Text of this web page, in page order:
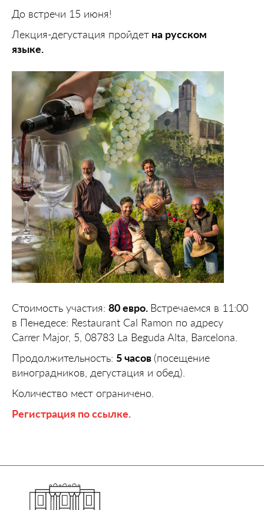
До встречи 15 июня!
Лекция-дегустация пройдет на русском
языке.
Стоимость участия: 80 евро. Встречаемся в 11:00
в Пенедесе: Restaurant Cal Ramon по адресу
Carrer Major, 5, 08783 La Beguda Alta, Barcelona.
Продолжительность: 5 часов (посещение
виноградников, дегустация и обед).
Количество мест ограничено.
Регистрация по ссылке.